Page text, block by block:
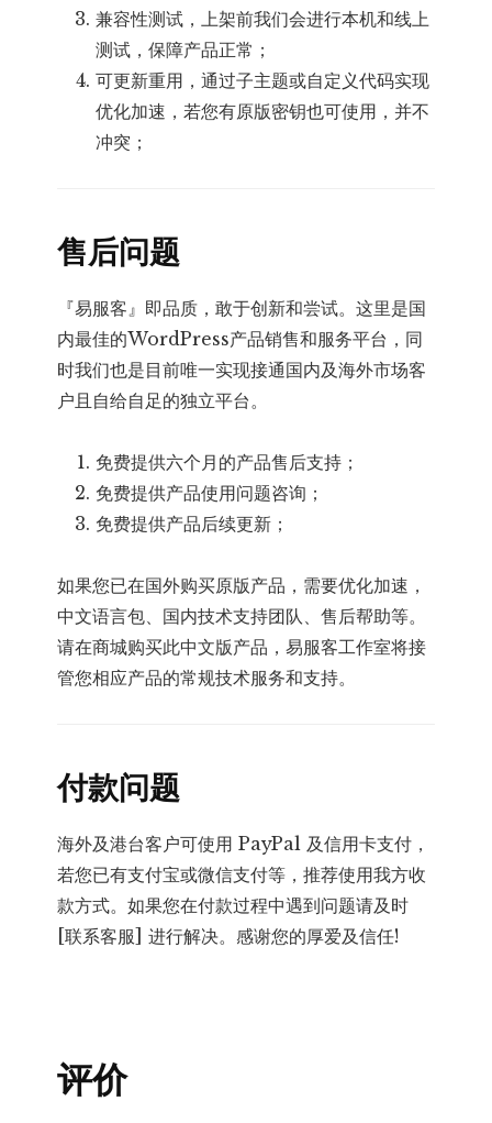
兼容性测试，上架前我们会进行本机和线上
测试，保障产品正常；
可更新重用，通过子主题或自定义代码实现
优化加速，若您有原版密钥也可使用，并不
冲突；
售后问题
『易服客』即品质，敢于创新和尝试。这里是国
内最佳的WordPress产品销售和服务平台，同
时我们也是目前唯一实现接通国内及海外市场客
户且自给自足的独立平台。
免费提供六个月的产品售后支持；
免费提供产品使用问题咨询；
免费提供产品后续更新；
如果您已在国外购买原版产品，需要优化加速，
中文语言包、国内技术支持团队、售后帮助等。
请在商城购买此中文版产品，易服客工作室将接
管您相应产品的常规技术服务和支持。
付款问题
海外及港台客户可使用 PayPal 及信用卡支付，
若您已有支付宝或微信支付等，推荐使用我方收
款方式。如果您在付款过程中遇到问题请及时
[联系客服] 进行解决。感谢您的厚爱及信任!
评价